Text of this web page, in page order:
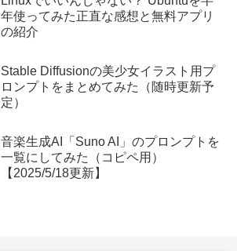
年使ってみた正直な感想と無料アプリ
の紹介
Stable Diffusionの美少女イラスト用プ
ロンプトをまとめてみた（随時更新予
定）
音楽生成AI「Suno AI」のプロンプトを
一覧にしてみた（コピペ用）
【2025/5/18更新】